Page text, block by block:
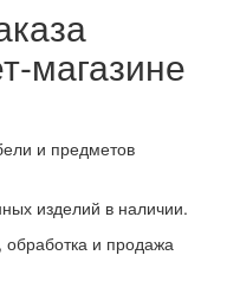
магазине
и предметов
изделий в наличии.
обработка и продажа